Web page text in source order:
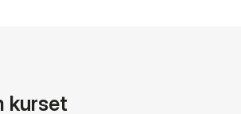
kurset